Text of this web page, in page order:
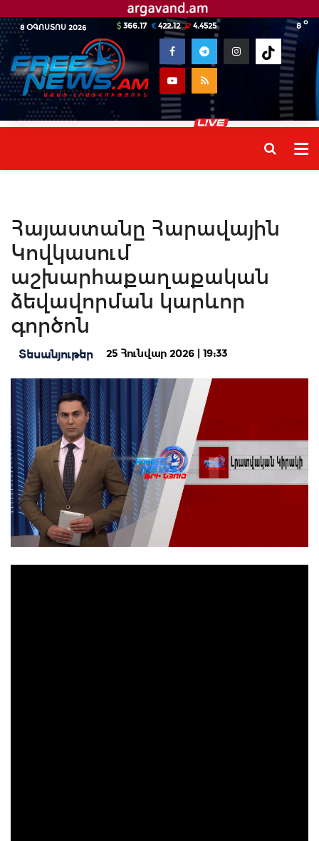
8 ՕԳՈՍՏՈՍ 2026 8 o
366.17 422.12 4.4525
Հայաստանը Հարավային
Կովկասում
աշխարհաքաղաքական
ձեվավորման կարևոր
գործոն
Տեսանյութեր 25 Հունվար 2026 | 19:33